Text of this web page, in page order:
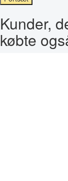
Kunder,
købte